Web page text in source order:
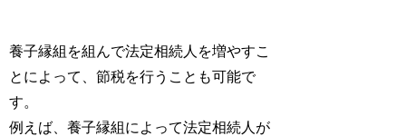
養子縁組を組んで法定相続人を増やすこ
とによって、節税を行うことも可能で
す。
例えば、養子縁組によって法定相続人が